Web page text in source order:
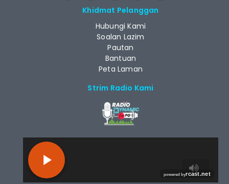
Khidmat Pelanggan
Hubungi Kami
Soalan Lazim
Pautan
Bantuan
Peta Laman
Strim Radio Kami